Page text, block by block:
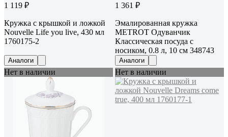
1 119 ₽
Кружка с крышкой и ложкой
Nouvelle Life you live, 430 мл
1760175-2
Аналоги
1 361 ₽
Эмалированная кружка
METROT Одуванчик
Классическая посуда с
носиком, 0.8 л, 10 см 348743
Аналоги
Нет в наличии Нет в наличии